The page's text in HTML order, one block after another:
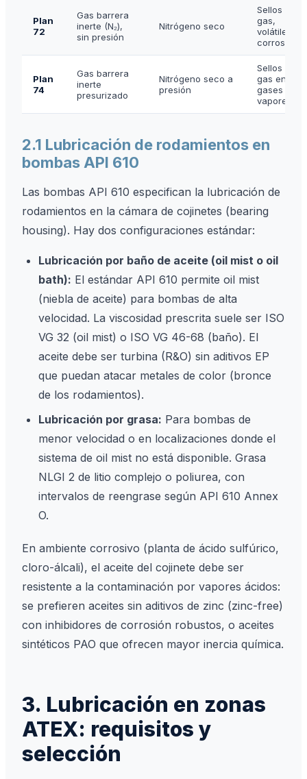
Plan
72
Gas barrera
inerte (N₂),
sin presión
Nitrógeno seco
Sellos de
gas,
volátiles o
corrosivos
Plan
74
Gas barrera
inerte
presurizado
Nitrógeno seco a
presión
Sellos de
gas en
gases o
vapores
2.1 Lubricación de rodamientos en
bombas API 610
Las bombas API 610 especifican la lubricación de
rodamientos en la cámara de cojinetes (bearing
housing). Hay dos configuraciones estándar:
Lubricación por baño de aceite (oil mist o oil
bath): El estándar API 610 permite oil mist
(niebla de aceite) para bombas de alta
velocidad. La viscosidad prescrita suele ser ISO
VG 32 (oil mist) o ISO VG 46-68 (baño). El
aceite debe ser turbina (R&O) sin aditivos EP
que puedan atacar metales de color (bronce
de los rodamientos).
Lubricación por grasa: Para bombas de
menor velocidad o en localizaciones donde el
sistema de oil mist no está disponible. Grasa
NLGI 2 de litio complejo o poliurea, con
intervalos de reengrase según API 610 Annex
O.
En ambiente corrosivo (planta de ácido sulfúrico,
cloro-álcali), el aceite del cojinete debe ser
resistente a la contaminación por vapores ácidos:
se prefieren aceites sin aditivos de zinc (zinc-free)
con inhibidores de corrosión robustos, o aceites
sintéticos PAO que ofrecen mayor inercia química.
3. Lubricación en zonas
ATEX: requisitos y
selección